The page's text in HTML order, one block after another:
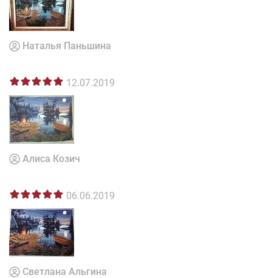
Наталья Паньшина
12.07.2019
Алиса Козич
06.06.2019
Светлана Альгина